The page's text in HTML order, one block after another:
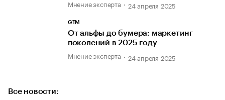
Мнение эксперта 24 апреля 2025
GTM
От альфы до бумера: маркетинг
поколений в 2025 году
Мнение эксперта 24 апреля 2025
Все новости: